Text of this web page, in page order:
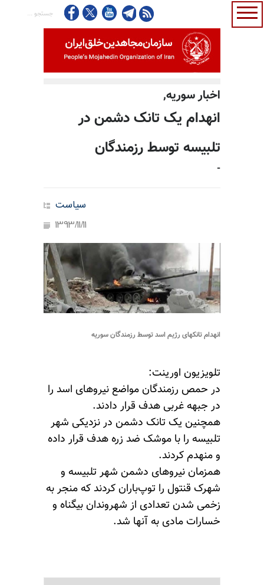
اخبار سوريه,
انهدام یک تانک دشمن در
تلبیسه توسط رزمندگان
-
سیاست
1393/11/11
انهدام تانکهای رژیم اسد توسط رزمندگان سوریه
تلویزیون اورینت:
در حمص رزمندگان مواضع نیروهای اسد را
در جبهه غربی هدف قرار دادند.
همچنین یک تانک دشمن در نزدیکی شهر
تلبیسه را با موشک ضد زره هدف قرار داده
و منهدم کردند.
همزمان نیروهای دشمن شهر تلبیسه و
شهرک قنتول را توپ‌باران کردند که منجر به
زخمی شدن تعدادی از شهروندان بیگناه و
خسارات مادی به آنها شد.